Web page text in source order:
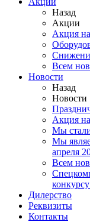
Назад
Акции
Акция
Всем
Новости
Назад
Новости
Акция
Мы
Мы
апреля
Всем
Дилерство
Реквизиты
Контакты